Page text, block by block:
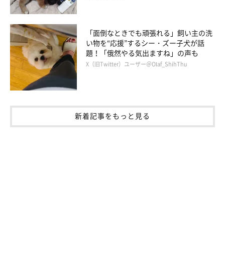
「面倒なときでも頑張れる」飼い主の洗
い物を“応援”するシー・ズー子犬が話
題！「俄然やる気出ますね」の声も
X（旧Twitter）ユーザー＠Olaf_ShihThu
新着記事をもっと見る